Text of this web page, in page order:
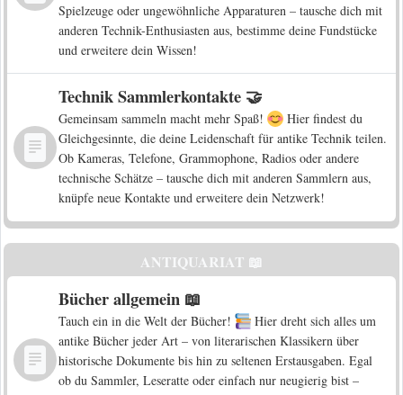
Spielzeuge oder ungewöhnliche Apparaturen – tausche dich mit
anderen Technik-Enthusiasten aus, bestimme deine Fundstücke
und erweitere dein Wissen!
Technik Sammlerkontakte 🤝
Gemeinsam sammeln macht mehr Spaß!
Hier findest du
Gleichgesinnte, die deine Leidenschaft für antike Technik teilen.
Ob Kameras, Telefone, Grammophone, Radios oder andere
technische Schätze – tausche dich mit anderen Sammlern aus,
knüpfe neue Kontakte und erweitere dein Netzwerk!
ANTIQUARIAT 📖
Bücher allgemein 📖
Tauch ein in die Welt der Bücher!
Hier dreht sich alles um
antike Bücher jeder Art – von literarischen Klassikern über
historische Dokumente bis hin zu seltenen Erstausgaben. Egal
ob du Sammler, Leseratte oder einfach nur neugierig bist –